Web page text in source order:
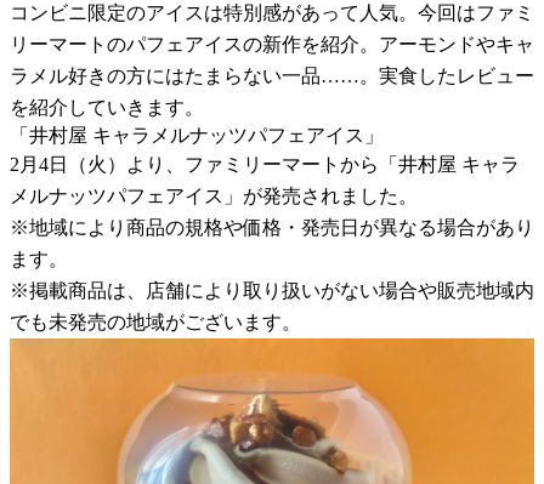
コンビニ限定のアイスは特別感があって人気。今回はファミ
リーマートのパフェアイスの新作を紹介。アーモンドやキャ
ラメル好きの方にはたまらない一品……。実食したレビュー
を紹介していきます。
「井村屋 キャラメルナッツパフェアイス」
2月4日（火）より、ファミリーマートから「井村屋 キャラ
メルナッツパフェアイス」が発売されました。
※地域により商品の規格や価格・発売日が異なる場合があり
ます。
※掲載商品は、店舗により取り扱いがない場合や販売地域内
でも未発売の地域がございます。